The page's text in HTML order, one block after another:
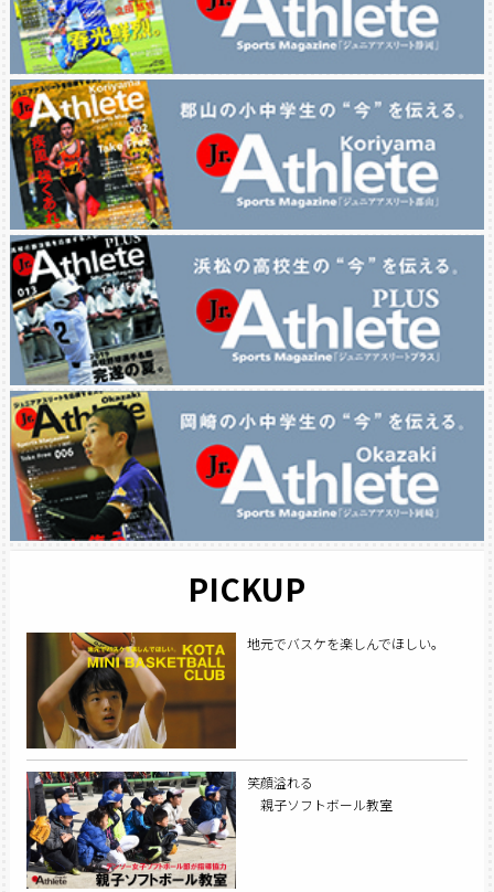
PICKUP
地元でバスケを楽しんでほしい。
笑顔溢れる
親子ソフトボール教室